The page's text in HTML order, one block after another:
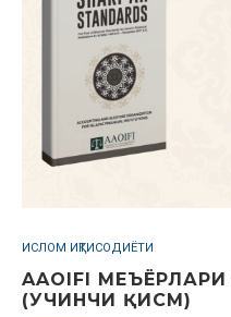
ИСЛОМ ИҚТИСОДИЁТИ
AAOIFI
(УЧИНЧИ ҚИСМ)